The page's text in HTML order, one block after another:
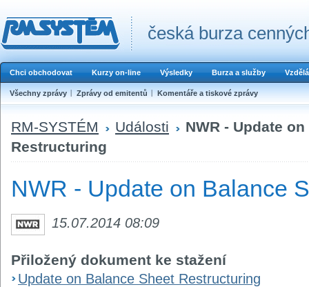
česká burza
Chci obchodovat Kurzy on-line Výsledky Burza a služby
Všechny zprávy Zprávy od emitentů Komentáře a tiskové zprávy
RM-SYSTÉM Události
NWR - Update
Restructuring
NWR - Update on Balance
15.07.2014 08:09
Přiložený dokument ke stažení
Update on Balance Sheet Restructuring